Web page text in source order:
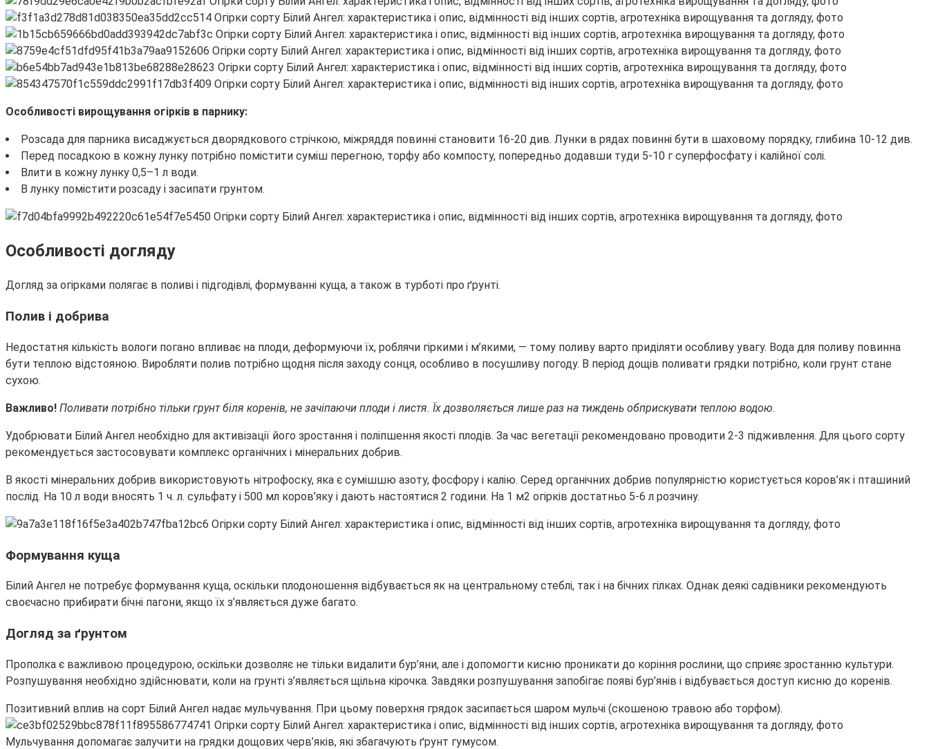
Особливості вирощування огірків в парнику:
Розсада для парника висаджується дворядкового стрічкою, міжряддя повинні становити 16-20 див. Лунки в рядах повинні бути в шаховому порядку, глибина 10-12 див.
Перед посадкою в кожну лунку потрібно помістити суміш перегною, торфу або компосту, попередньо додавши туди 5-10 г суперфосфату і калійної солі.
Влити в кожну лунку 0,5–1 л води.
В лунку помістити розсаду і засипати грунтом.
Особливості догляду
Догляд за огірками полягає в поливі і підгодівлі, формуванні куща, а також в турботі про ґрунті.
Полив і добрива
Недостатня кількість вологи погано впливає на плоди, деформуючи їх, роблячи гіркими і м’якими, — тому поливу варто приділяти особливу увагу. Вода для поливу повинна
бути теплою відстояною. Виробляти полив потрібно щодня після заходу сонця, особливо в посушливу погоду. В період дощів поливати грядки потрібно, коли грунт стане
сухою.
Важливо! Поливати потрібно тільки грунт біля коренів, не зачіпаючи плоди і листя. Їх дозволяється лише раз на тиждень обприскувати теплою водою.
Удобрювати Білий Ангел необхідно для активізації його зростання і поліпшення якості плодів. За час вегетації рекомендовано проводити 2-3 підживлення. Для цього сорту
рекомендується застосовувати комплекс органічних і мінеральних добрив.
В якості мінеральних добрив використовують нітрофоску, яка є сумішшю азоту, фосфору і калію. Серед органічних добрив популярністю користується коров’як і пташиний
послід. На 10 л води вносять 1 ч. л. сульфату і 500 мл коров’яку і дають настоятися 2 години. На 1 м2 огірків достатньо 5-6 л розчину.
Формування куща
Білий Ангел не потребує формування куща, оскільки плодоношення відбувається як на центральному стеблі, так і на бічних гілках. Однак деякі садівники рекомендують
своєчасно прибирати бічні пагони, якщо їх з’являється дуже багато.
Догляд за ґрунтом
Прополка є важливою процедурою, оскільки дозволяє не тільки видалити бур’яни, але і допомогти кисню проникати до коріння рослини, що сприяє зростанню культури.
Розпушування необхідно здійснювати, коли на грунті з’являється щільна кірочка. Завдяки розпушування запобігає появі бур’янів і відбувається доступ кисню до коренів.
Позитивний вплив на сорт Білий Ангел надає мульчування. При цьому поверхня грядок засипається шаром мульчі (скошеною травою або торфом).
Мульчування допомагає залучити на грядки дощових черв’яків, які збагачують ґрунт гумусом.